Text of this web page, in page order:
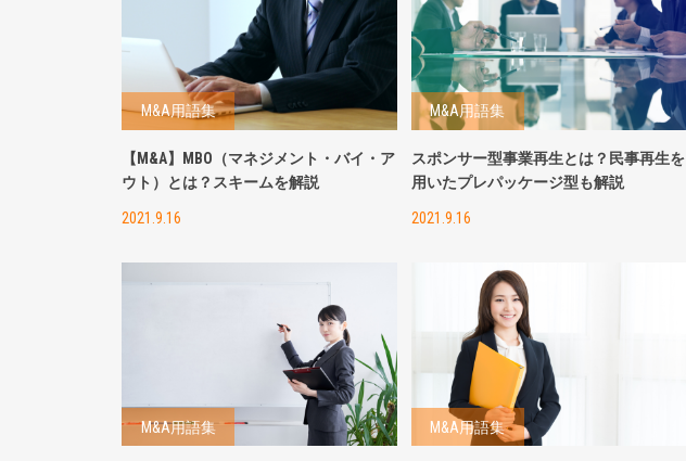
M&A用語集
【M&A】MBO（マネジメント・バイ・ア
ウト）とは？スキームを解説
2021.9.16
M&A用語集
スポンサー型事業再生とは？民事再生を
用いたプレパッケージ型も解説
2021.9.16
M&A用語集 M&A用語集